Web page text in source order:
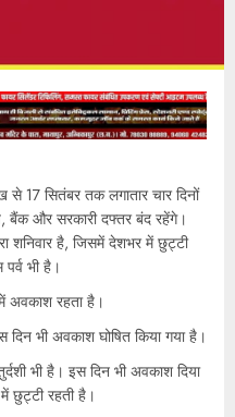
17 सितंबर तक लगातार चार दिनों
और सरकारी दफ्तर बंद रहेंगे।
शनिवार है, जिसमें देशभर में छुट्टी
भी है।
अवकाश रहता है।
दिन भी अवकाश घोषित किया गया है।
भी है। इस दिन भी अवकाश दिया
छुट्टी रहती है।